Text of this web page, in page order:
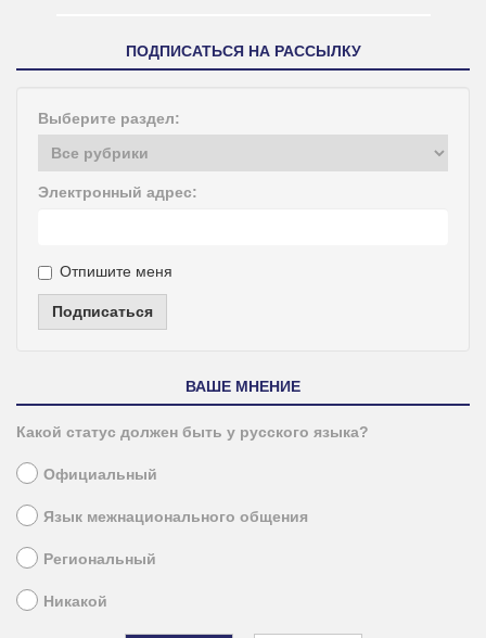
ПОДПИСАТЬСЯ НА РАССЫЛКУ
Выберите раздел:
Электронный адрес:
Отпишите меня
Подписаться
ВАШЕ МНЕНИЕ
Какой статус должен быть у русского языка?
Официальный
Язык межнационального общения
Региональный
Никакой